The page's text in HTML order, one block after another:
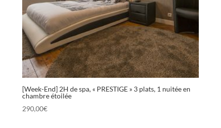
[Week-End] 2H de spa, « PRESTIGE » 3 plats, 1 nuitée en
chambre étoilée
290,00€